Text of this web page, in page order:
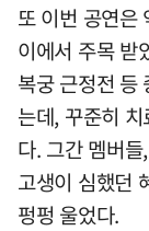
또 이번 공연은
이에서 주목 받
복궁 근정전 등
는데, 꾸준히
다. 그간 멤버
고생이 심했던
펑펑 울었다.